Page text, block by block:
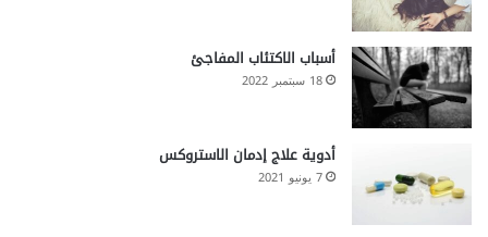
أسباب الاكتئاب المفاجئ
18 سبتمبر 2022
أدوية علاج إدمان الاستروكس
7 يونيو 2021